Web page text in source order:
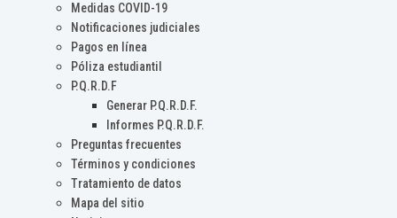
Medidas COVID-19
Notificaciones judiciales
Pagos en línea
Póliza estudiantil
P.Q.R.D.F
Generar P.Q.R.D.F.
Informes P.Q.R.D.F.
Preguntas frecuentes
Términos y condiciones
Tratamiento de datos
Mapa del sitio